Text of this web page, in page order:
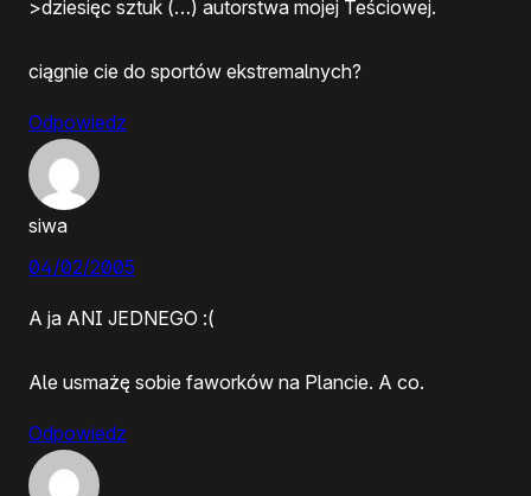
>dziesięc sztuk (…) autorstwa mojej Teściowej.
ciągnie cie do sportów ekstremalnych?
Odpowiedz
siwa
04/02/2005
A ja ANI JEDNEGO :(
Ale usmażę sobie faworków na Plancie. A co.
Odpowiedz